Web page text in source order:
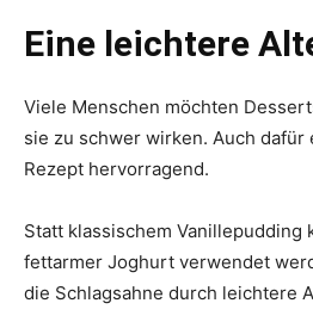
Eine leichtere
Viele Menschen möchten
sie zu schwer wirken. Auch dafür
Rezept hervorragend.
Statt klassischem Vanillepudding
fettarmer Joghurt verwendet
die Schlagsahne durch leichtere